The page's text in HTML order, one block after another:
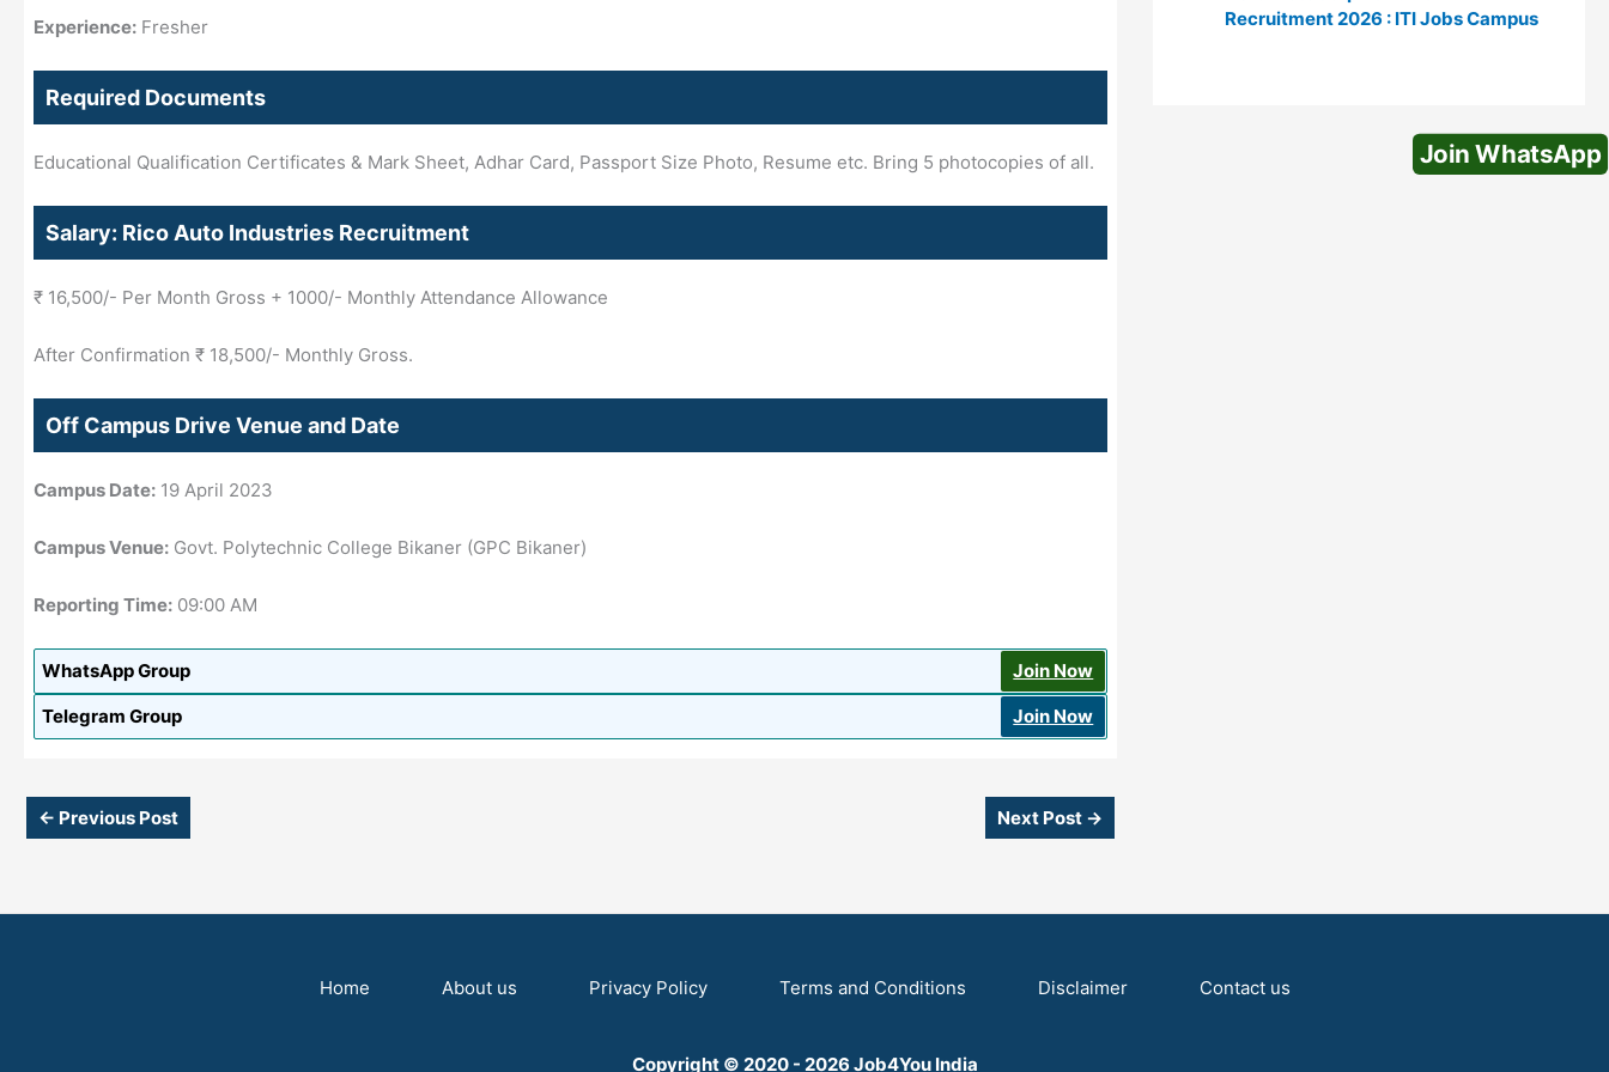
Experience:Fresher
Required Documents
Educational Qualification Certificates & Mark Sheet, Adhar Card, Passport Size Photo, Resume etc. Bring 5 photocopies of all.
Salary: Rico Auto Industries Recruitment
₹ 16,500/- Per Month Gross + 1000/- Monthly Attendance Allowance
After Confirmation ₹ 18,500/- Monthly Gross.
Off Campus Drive Venue and Date
Campus Date:19 April 2023
Campus Venue:Govt. Polytechnic College Bikaner (GPC Bikaner)
Reporting Time:09:00 AM
WhatsApp Group
Join Now
Telegram Group
Join Now
← Previous Post Next Post →
Recruitment 2026 : ITI Jobs Campus
Home About us Privacy Policy Terms and Conditions Disclaimer Contact us
Copyright © 2020 - 2026 Job4You India
Join WhatsApp